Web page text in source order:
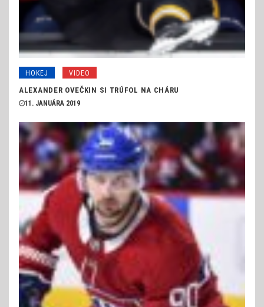
HOKEJ VIDEO
ALEXANDER OVEČKIN SI TRÚFOL NA CHÁRU
11. JANUÁRA 2019